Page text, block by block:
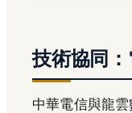
技術協同
中華電信與龍